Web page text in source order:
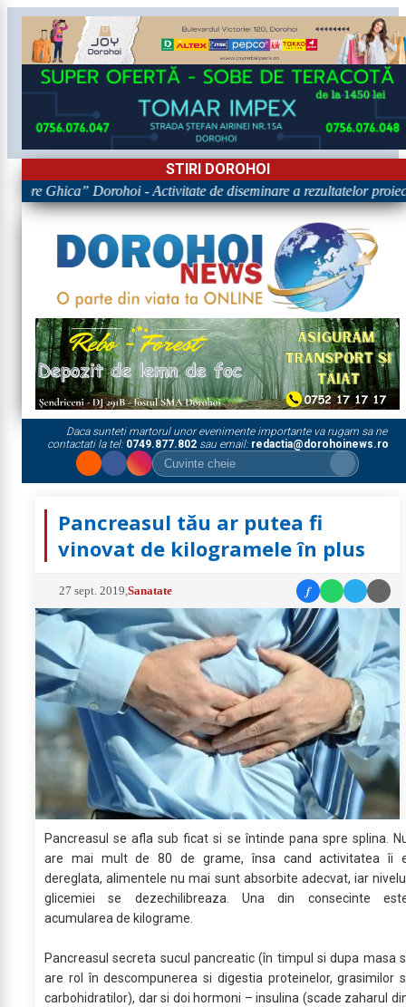
STIRI DOROHOI
Ghica” Dorohoi - Activitate de diseminare a rezultatelor
Daca sunteti martorul unor evenimente importante va rugam sa ne
contactati la tel: 0749.877.802sau email: redactia@dorohoinews.ro
Pancreasul tău ar putea fi
vinovat de kilogramele în plus
27 sept. 2019 ,Sanatate f
Pancreasul se afla sub ficat si se întinde pana spre splina.
are mai mult de 80 de grame, însa cand activitatea îi
dereglata, alimentele nu mai sunt absorbite adecvat, iar
glicemiei se dezechilibreaza. Una din consecinte
acumularea de kilograme.
Pancreasul secreta sucul pancreatic (în timpul si dupa masa
are rol în descompunerea si digestia proteinelor, grasimilor
carbohidratilor), dar si doi hormoni – insulina (scade zaharul